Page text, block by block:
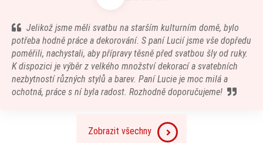
Jelikož jsme měli svatbu na starším kulturním domě, bylo
potřeba hodně práce a dekorování. S paní Lucií jsme vše dopředu
poměřili, nachystali, aby přípravy těsně před svatbou šly od ruky.
K dispozici je výběr z velkého množství dekorací a svatebních
nezbytností různých stylů a barev. Paní Lucie je moc milá a
ochotná, práce s ní byla radost. Rozhodně doporučujeme!
Zobrazit všechny